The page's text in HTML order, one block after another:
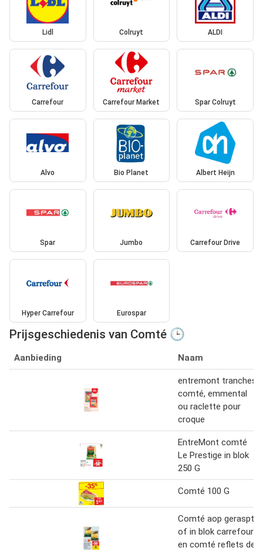
Lidl Colruyt ALDI
Carrefour Carrefour Market Spar Colruyt
Alvo Bio Planet Albert Heijn
Spar Jumbo Carrefour Drive
Hyper Carrefour Eurospar
Prijsgeschiedenis van Comté 🕒
Aanbieding Naam
entremont tranches
comté, emmental
ou raclette pour
croque
EntreMont comté
Le Prestige in blok
250 G
Comté 100 G
Comté aop geraspt
of in blok carrefour
en comté reflets de